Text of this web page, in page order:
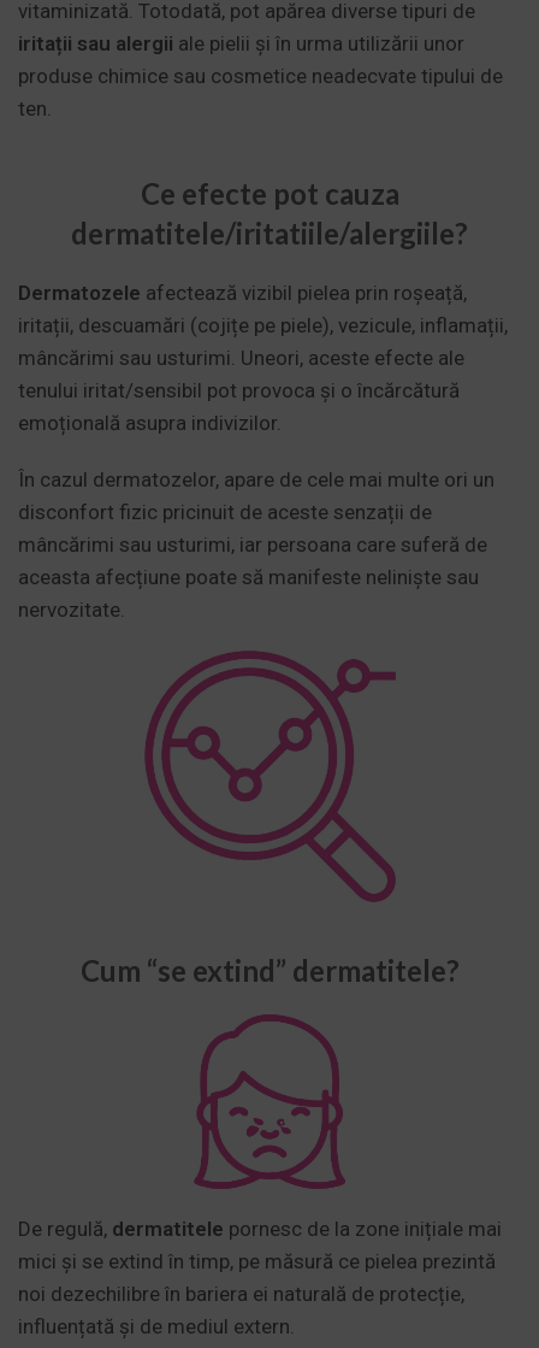
vitaminizată. Totodată, pot apărea diverse tipuri de
iritații sau alergii ale pielii și în urma utilizării unor
produse chimice sau cosmetice neadecvate tipului de
ten.
Ce efecte pot cauza
dermatitele/iritatiile/alergiile?
Dermatozele afectează vizibil pielea prin roșeață,
iritații, descuamări (cojițe pe piele), vezicule, inflamații,
mâncărimi sau usturimi. Uneori, aceste efecte ale
tenului iritat/sensibil pot provoca și o încărcătură
emoțională asupra indivizilor.
În cazul dermatozelor, apare de cele mai multe ori un
disconfort fizic pricinuit de aceste senzații de
mâncărimi sau usturimi, iar persoana care suferă de
aceasta afecțiune poate să manifeste neliniște sau
nervozitate.
Cum “se extind” dermatitele?
De regulă, dermatitele pornesc de la zone inițiale mai
mici și se extind în timp, pe măsură ce pielea prezintă
noi dezechilibre în bariera ei naturală de protecție,
influențată și de mediul extern.